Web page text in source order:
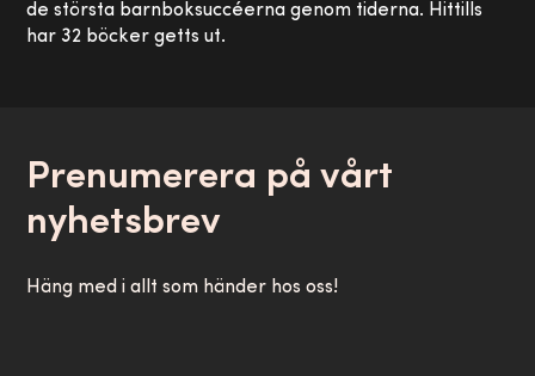
de största barnboksuccéerna genom tiderna. Hittills
har 32 böcker getts ut.
Prenumerera på vårt
nyhetsbrev
Häng med i allt som händer hos oss!